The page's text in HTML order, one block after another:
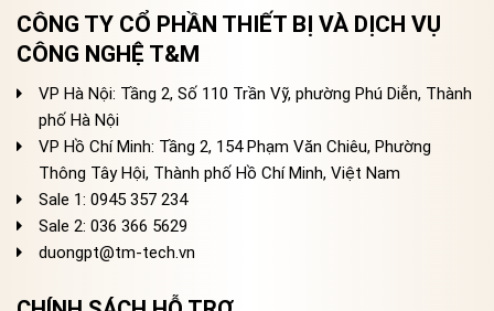
CÔNG TY CỔ PHẦN THIẾT BỊ VÀ DỊCH VỤ
CÔNG NGHỆ T&M
VP Hà Nội: Tầng 2, Số 110 Trần Vỹ, phường Phú Diễn, Thành
phố Hà Nội
VP Hồ Chí Minh: Tầng 2, 154 Phạm Văn Chiêu, Phường
Thông Tây Hội, Thành phố Hồ Chí Minh, Việt Nam
Sale 1: 0945 357 234
Sale 2: 036 366 5629
duongpt@tm-tech.vn